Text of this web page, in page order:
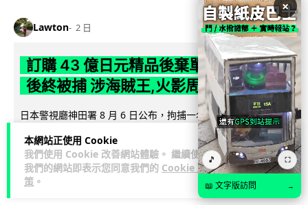
本網站正使用 Cookie
我們使用 Cookie 改善網站體驗。 繼續使用
我們的網站即表示您同意我們的 Cookie 政
策 。
Lawton 2 日
訂購 43 億日元精品後棄單 大阪女 2 年
後終被捕 涉海賊王,火影周邊產品
日本警視廳神田署 8 月 6 日公布，拘捕一名 32 歲大阪女子，
指她涉嫌在出版巨頭集英社旗下官方網店「JUMP
CHARACTERS ST... 閱讀全文
79 10 分享
×
🎵 ⛶
📖 文字版訪問 →